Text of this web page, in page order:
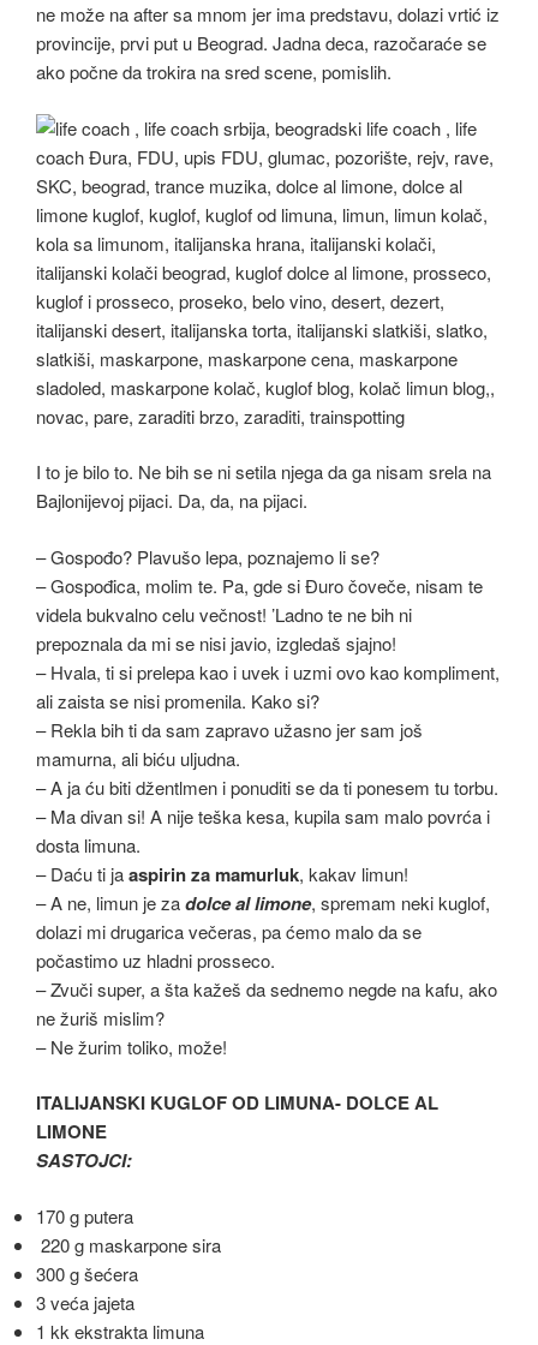
ne može na after sa mnom jer ima predstavu, dolazi vrtić iz
provincije, prvi put u Beograd. Jadna deca, razočaraće se
ako počne da trokira na sred scene, pomislih.
I to je bilo to. Ne bih se ni setila njega da ga nisam srela na
Bajlonijevoj pijaci. Da, da, na pijaci.
– Gospođo? Plavušo lepa, poznajemo li se?
– Gospođica, molim te. Pa, gde si Đuro čoveče, nisam te
videla bukvalno celu večnost! ’Ladno te ne bih ni
prepoznala da mi se nisi javio, izgledaš sjajno!
– Hvala, ti si prelepa kao i uvek i uzmi ovo kao kompliment,
ali zaista se nisi promenila. Kako si?
– Rekla bih ti da sam zapravo užasno jer sam još
mamurna, ali biću uljudna.
– A ja ću biti džentlmen i ponuditi se da ti ponesem tu torbu.
– Ma divan si! A nije teška kesa, kupila sam malo povrća i
dosta limuna.
– Daću ti jaaspirin za mamurluk, kakav limun!
– A ne, limun je zadolce al limone, spremam neki kuglof,
dolazi mi drugarica večeras, pa ćemo malo da se
počastimo uz hladni prosseco.
– Zvuči super, a šta kažeš da sednemo negde na kafu, ako
ne žuriš mislim?
– Ne žurim toliko, može!
ITALIJANSKI KUGLOF OD LIMUNA- DOLCE AL
LIMONE
SASTOJCI:
170 g putera
220 g maskarpone sira
300 g šećera
3 veća jajeta
1 kk ekstrakta limuna